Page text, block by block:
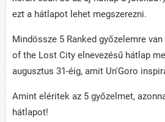
ezt a hátlapot lehet megszerezni.
Mindössze 5 Ranked győzelemre
of the Lost City elnevezésű hátlap
augusztus 31-éig, amit Un'Goro
Amint eléritek az 5 győzelmet,
hátlapot!